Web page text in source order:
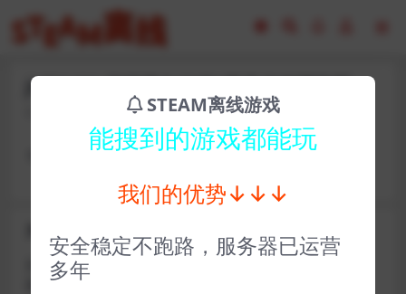
jhf31481-超级弹丸论破2再见了绝望学园
14
卡号： jefpt881 密码：chengyu55667
关于D加密类游戏通知
近期发现同行倒卖严重，大量会员D加密游戏无法激活问
题，现开通令牌
STEAM离线游戏
能搜到的游戏都能玩
我们的优势↓↓↓
安全稳定不跑路，服务器已运营
多年